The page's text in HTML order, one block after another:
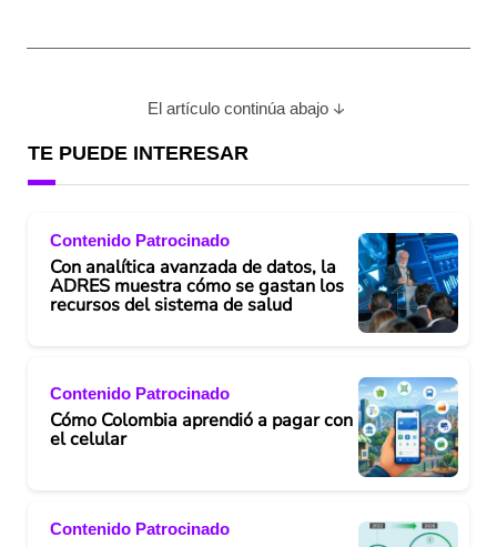
El artículo continúa abajo
TE PUEDE INTERESAR
Contenido Patrocinado
Con analítica avanzada de datos, la
ADRES muestra cómo se gastan los
recursos del sistema de salud
Contenido Patrocinado
Cómo Colombia aprendió a pagar con
el celular
Contenido Patrocinado